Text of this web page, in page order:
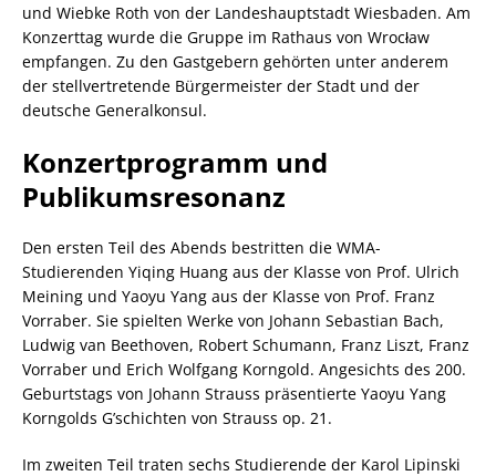
und Wiebke Roth von der Landeshauptstadt Wiesbaden. Am
Konzerttag wurde die Gruppe im Rathaus von Wrocław
empfangen. Zu den Gastgebern gehörten unter anderem
der stellvertretende Bürgermeister der Stadt und der
deutsche Generalkonsul.
Konzertprogramm und
Publikumsresonanz
Den ersten Teil des Abends bestritten die WMA-
Studierenden Yiqing Huang aus der Klasse von Prof. Ulrich
Meining und Yaoyu Yang aus der Klasse von Prof. Franz
Vorraber. Sie spielten Werke von Johann Sebastian Bach,
Ludwig van Beethoven, Robert Schumann, Franz Liszt, Franz
Vorraber und Erich Wolfgang Korngold. Angesichts des 200.
Geburtstags von Johann Strauss präsentierte Yaoyu Yang
Korngolds G’schichten von Strauss op. 21.
Im zweiten Teil traten sechs Studierende der Karol Lipinski